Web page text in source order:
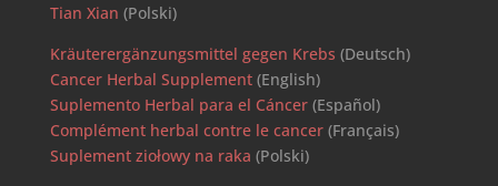
Tian Xian (Polski)
Kräuterergänzungsmittel gegen Krebs (Deutsch)
Cancer Herbal Supplement(English)
Suplemento Herbal para el Cáncer(Español)
Complément herbal contre le cancer(Français)
Suplement ziołowy na raka (Polski)